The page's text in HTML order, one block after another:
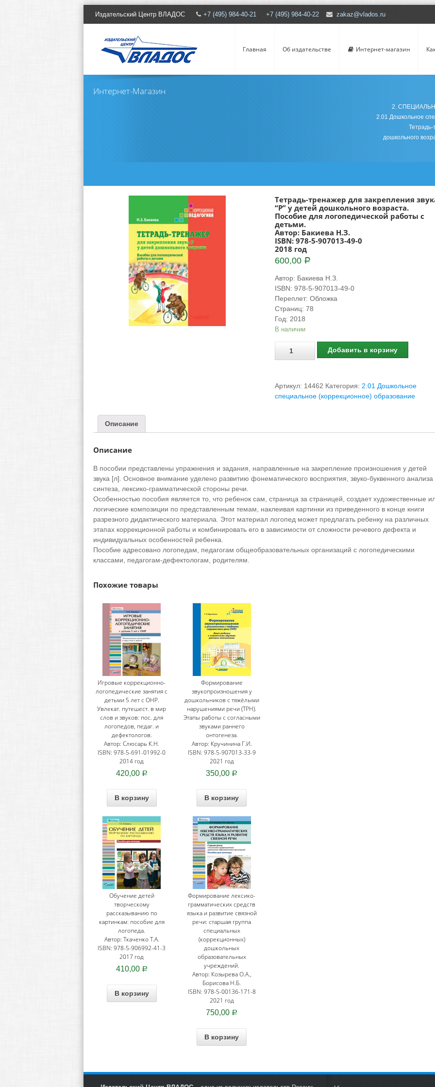
Издательcкий Центр ВЛАДОС +7 (495) 984-40-21 +7 (495) 984-40-22 zakaz@vlados.ru
Главная Об издательстве Интернет-магазин
Интернет-Магазин
2.
2.01 Дошкольное
Тетрадь-
дошкольного
Тетрадь-тренажер для закрепления
“Р” у детей дошкольного возраста.
Пособие для логопедической работы с
детьми.
Автор: Бакиева Н.З.
ISBN: 978-5-907013-49-0
2018 год
600,00 Р
Автор: Бакиева Н.З.
ISBN:978-5-907013-49-0
Переплет:Обложка
Страниц:78
Год: 2018
В наличии
Количество Добавить в корзину
Артикул: 14462 Категория: 2.01 Дошкольное
специальное (коррекционное) образование
Описание
Описание
В пособии представлены упражнения и задания, направленные на закрепление произношения у детей
звука [л]. Основное внимание уделено развитию фонематического восприятия, звуко-буквенного анализа
синтеза, лексико-грамматической стороны речи.
Особенностью пособия является то, что ребенок сам, страница за страницей, создает художественные
логические композиции по представленным темам, наклеивая картинки из приведенного в конце книги
разрезного дидактического материала. Этот материал логопед может предлагать ребенку на различных
этапах коррекционной работы и комбинировать его в зависимости от сложности речевого дефекта и
индивидуальных особенностей ребенка.
Пособие адресовано логопедам, педагогам общеобразовательных организаций с логопедическими
классами, педагогам-дефектологам, родителям.
Похожие товары
Игровые коррекционно-
логопедические занятия с
детьми 5 лет с ОНР.
Увлекат. путешест. в мир
слов и звуков: пос. для
логопедов, педаг. и
дефектологов.
Автор: Слюсарь К.Н.
ISBN: 978-5-691-01992-0
2014 год
420,00 Р
В корзину
Формирование
звукопроизношения у
дошкольников с тяжёлыми
нарушениями речи (ТРН).
Этапы работы с согласными
звуками раннего
онтогенеза.
Автор: Кручинина Г.И.
ISBN: 978-5-907013-33-9
2021 год
350,00 Р
В корзину
Обучение детей
творческому
рассказыванию по
картинкам: пособие для
логопеда.
Автор: Ткаченко Т.А.
ISBN: 978-5-906992-41-3
2017 год
410,00 Р
В корзину
Формирование лексико-
грамматических средств
языка и развитие связной
речи: старшая группа
специальных
(коррекционных)
дошкольных
образовательных
учреждений.
Автор: Козырева О.А.,
Борисова Н.Б.
ISBN: 978-5-00136-171-8
2021 год
750,00 Р
В корзину